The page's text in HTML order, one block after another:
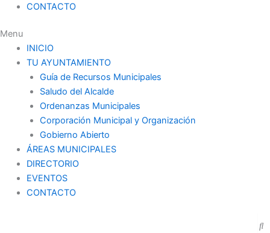
CONTACTO
Menu
INICIO
TU AYUNTAMIENTO
Guía de Recursos Municipales
Saludo del Alcalde
Ordenanzas Municipales
Corporación Municipal y Organización
Gobierno Abierto
ÁREAS MUNICIPALES
DIRECTORIO
EVENTOS
CONTACTO